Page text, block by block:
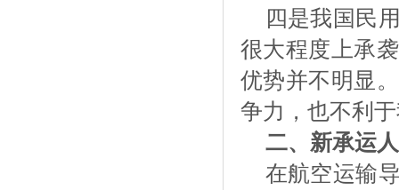
四是我国民
很大程度上承
优势并不明显
争力，也不利
二、新承运
在航空运输